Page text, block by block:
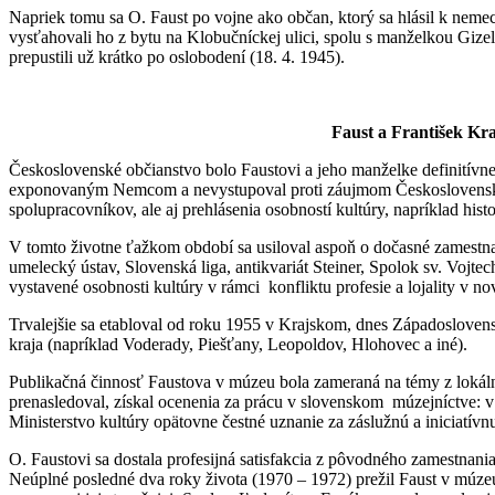
Napriek tomu sa O. Faust po vojne ako občan, ktorý sa hlásil k
vysťahovali ho z bytu na Klobučníckej ulici, spolu s manželkou
prepustili už krátko po oslobodení (18. 4. 1945).
Faust a František
Československé občianstvo bolo Faustovi a jeho manželke
exponovaným Nemcom a nevystupoval proti záujmom
spolupracovníkov, ale aj prehlásenia osobností kultúry, napríklad
V tomto životne ťažkom období sa usiloval aspoň o dočasné
umelecký ústav, Slovenská liga, antikvariát Steiner, Spolok sv.
vystavené osobnosti kultúry v rámci konfliktu profesie a lojality v
Trvalejšie sa etabloval od roku 1955 v Krajskom, dnes
kraja (napríklad Voderady, Piešťany, Leopoldov, Hlohovec a iné).
Publikačná činnosť Faustova v múzeu bola zameraná na témy z
prenasledoval, získal ocenenia za prácu v slovenskom
Ministerstvo kultúry opätovne čestné uznanie za záslužnú a
O. Faustovi sa dostala profesijná satisfakcia z pôvodného
Neúplné posledné dva roky života (1970 – 1972) prežil Faust v